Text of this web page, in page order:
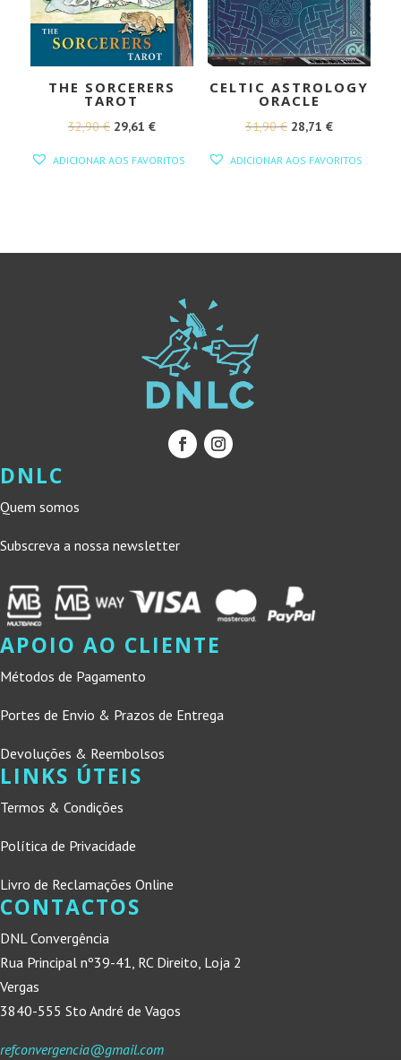
THE SORCERERS
TAROT
32,90€ O
29,61 €O
ADICIONAR AOS FAVORITOS
CELTIC ASTROLOGY
ORACLE
31,90€ O
28,71 €O
ADICIONAR AOS FAVORITOS
DNLC
Quem somos
Subscreva a nossa newsletter
APOIO AO CLIENTE
Métodos de Pagamento
Portes de Envio & Prazos de Entrega
Devoluções & Reembolsos
LINKS ÚTEIS
Termos & Condições
Política de Privacidade
Livro de Reclamações Online
CONTACTOS
DNL Convergência
Rua Principal nº39-41, RC Direito, Loja 2
Vergas
3840-555 Sto André de Vagos
refconvergencia@gmail.com